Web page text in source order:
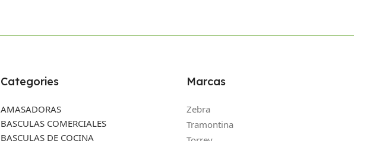
Categories
AMASADORAS
BASCULAS COMERCIALES
BASCULAS DE COCINA
Marcas
Zebra
Tramontina